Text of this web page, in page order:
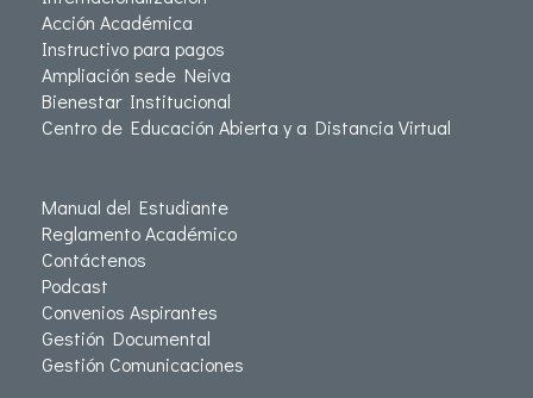
Acción Académica
Instructivo para pagos
Ampliación sede Neiva
Bienestar Institucional
Centro de Educación Abierta y a Distancia Virtual
Manual del Estudiante
Reglamento Académico
Contáctenos
Podcast
Convenios Aspirantes
Gestión Documental
Gestión Comunicaciones